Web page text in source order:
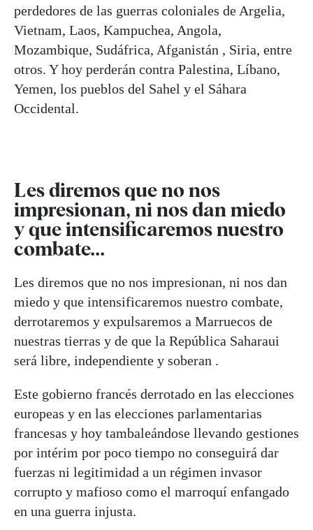
perdedores de las guerras coloniales de Argelia,
Vietnam, Laos, Kampuchea, Angola,
Mozambique, Sudáfrica, Afganistán , Siria, entre
otros. Y hoy perderán contra Palestina, Líbano,
Yemen, los pueblos del Sahel y el Sáhara
Occidental.
Les diremos que no nos
impresionan, ni nos dan miedo
y que intensificaremos nuestro
combate...
Les diremos que no nos impresionan, ni nos dan
miedo y que intensificaremos nuestro combate,
derrotaremos y expulsaremos a Marruecos de
nuestras tierras y de que la República Saharaui
será libre, independiente y soberan .
Este gobierno francés derrotado en las elecciones
europeas y en las elecciones parlamentarias
francesas y hoy tambaleándose llevando gestiones
por intérim por poco tiempo no conseguirá dar
fuerzas ni legitimidad a un régimen invasor
corrupto y mafioso como el marroquí enfangado
en una guerra injusta.